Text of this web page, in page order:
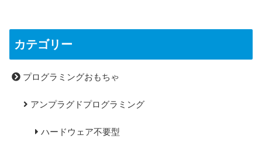
カテゴリー
プログラミングおもちゃ
アンプラグドプログラミング
ハードウェア不要型